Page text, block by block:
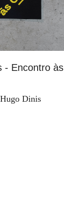
- Encontro às
Dinis